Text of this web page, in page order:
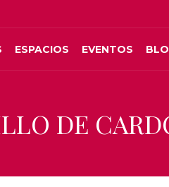
ESPACIOS EVENTOS
DE